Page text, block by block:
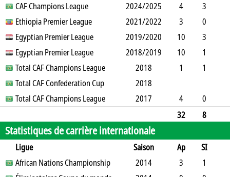
SO
B B A 2J CR Min
CAF Champions League 2024/2025 4
3
1
6 0 0 0 0 92
Ethiopia Premier League 2021/2022 3
0
2
3 0 0 0 0 166
Egyptian Premier League 2019/2020 10
3
1
9 1 0 0 0 613
Egyptian Premier League 2018/2019 10
1
4
3 0 1 0 0 755
Total CAF Champions League 2018 1
1
0
1 0 0
Total CAF Confederation Cup
2018
Total CAF Champions League
2017 4
0
292
32
8
12
22 1 1 2 0 0
Statistiques de carrière internationale
Ligue Saison Ap
SI
SO
B B A CJ CR Min
African Nations Championship 2014 3
1